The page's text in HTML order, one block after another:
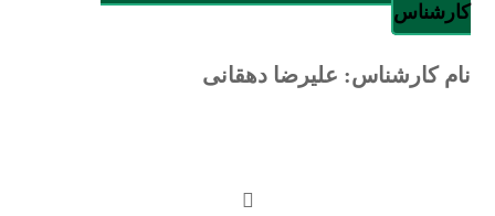
کارشناس
نام کارشناس: علیرضا دهقانی